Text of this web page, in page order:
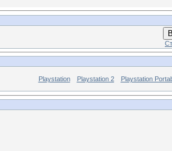
Playstation Playstation 2 Playstation